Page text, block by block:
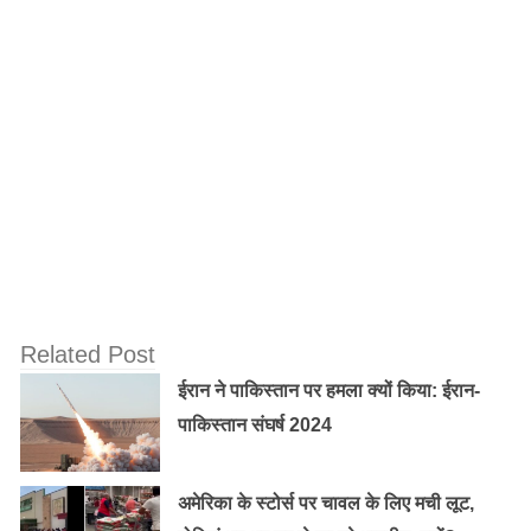
Related Post
ईरान ने पाकिस्तान पर हमला क्यों किया: ईरान-
पाकिस्तान संघर्ष 2024
अमेरिका के स्टोर्स पर चावल के लिए मची लूट,